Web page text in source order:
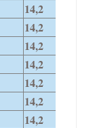
14,2
14,2
14,2
14,2
14,2
14,2
14,2